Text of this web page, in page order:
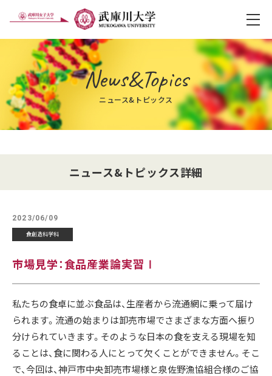
News&Topics
ニュース&トピックス
ニュース&トピックス詳細
2023/06/09
食創造科学科
市場見学：食品産業論実習Ⅰ
私たちの食卓に並ぶ食品は、生産者から流通網に乗って届け
られます。流通の始まりは卸売市場でさまざまな方面へ振り
分けられていきます。そのような日本の食を支える現場を知
ることは、食に関わる人にとって欠くことができません。そこ
で、今回は、神戸市中央卸売市場様と泉佐野漁協組合様のご協